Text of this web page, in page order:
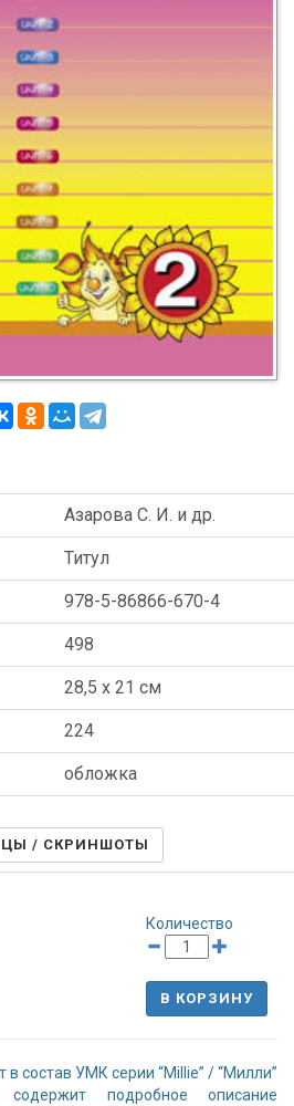
Азарова С. И. и др.
Титул
978-5-86866-670-4
498
28,5 x 21 см
224
обложка
/ СКРИНШОТЫ
Количество
В КОРЗИНУ
в состав УМК серии “Millie” / “Милли”
подробное описание